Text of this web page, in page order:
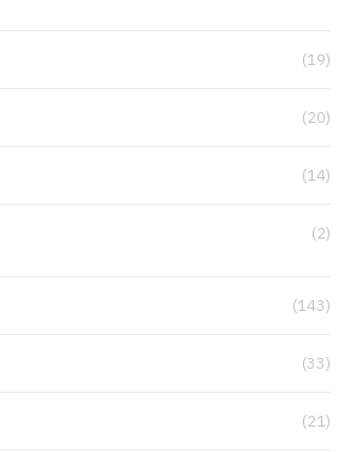
(19)
(20)
(14)
(2)
(143)
(33)
(21)